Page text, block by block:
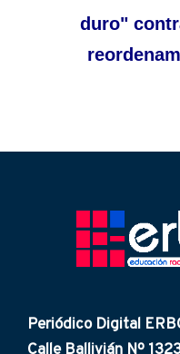
duro"
Periódico Digital